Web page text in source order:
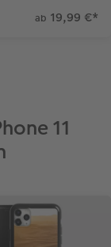
ab 19,99 €*
11